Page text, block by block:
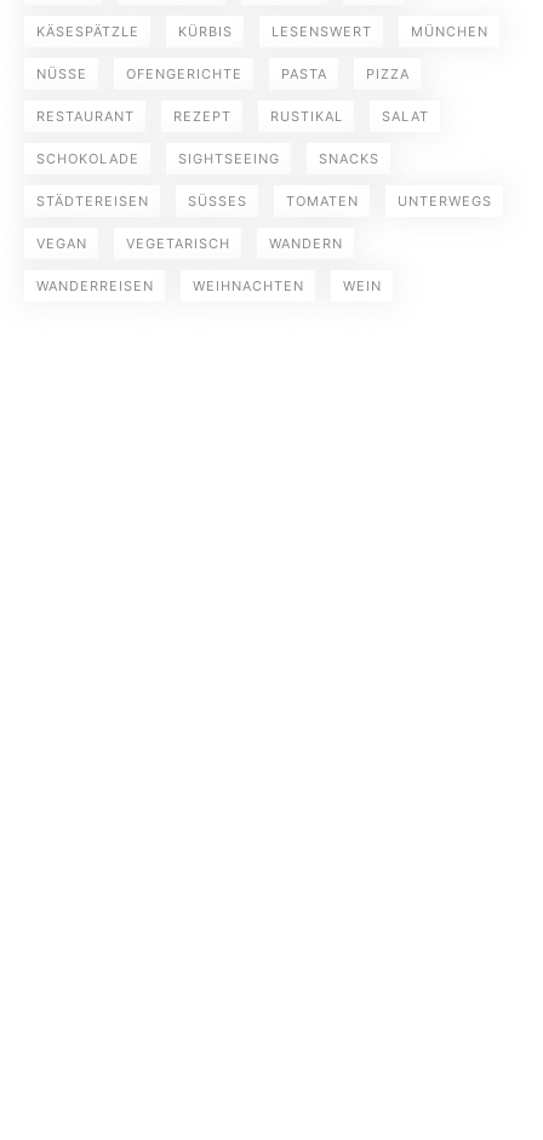
KÄSESPÄTZLE KÜRBIS LESENSWERT MÜNCHEN
NÜSSE OFENGERICHTE PASTA PIZZA
RESTAURANT REZEPT RUSTIKAL SALAT
SCHOKOLADE SIGHTSEEING SNACKS
STÄDTEREISEN SÜSSES TOMATEN UNTERWEGS
VEGAN VEGETARISCH WANDERN
WANDERREISEN WEIHNACHTEN WEIN